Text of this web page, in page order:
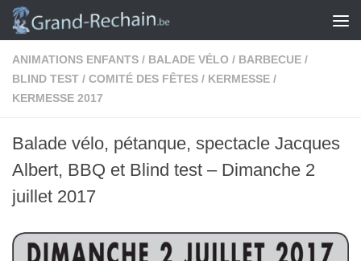
Skip to content
ANIMATIONS ENFANTS / BALADE VÉLO / BARBECUE /
BLIND TEST / COMITÉ DES FÊTES / KERMESSE /
KERMESSE 2017
Balade vélo, pétanque, spectacle Jacques
Albert, BBQ et Blind test – Dimanche 2
juillet 2017